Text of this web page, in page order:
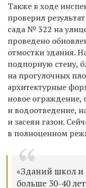
Также в ходе
проверил
сада № 322 на
проведено
отмостки здания.
подпорную стену,
на прогулочных
архитектурные
новое ограждение,
и водоотведение,
и засеян газон.
в полноценном
«Зданий школ и
больше 30-40